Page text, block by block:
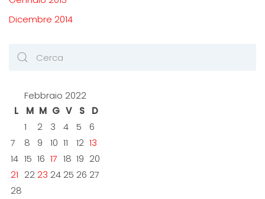
Dicembre 2014
Febbraio 2022
L
M M G V S
D
1
2 3 4 5
6
7
8 9 10 11 12 13
14 15 16 17 18 19 20
21 2223 24 25 26 27
28